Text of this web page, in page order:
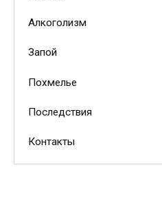
Алкоголизм
Запой
Похмелье
Последствия
Контакты